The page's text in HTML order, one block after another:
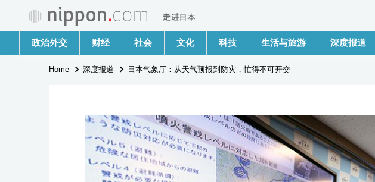
政治外交 财经 社会 文化 科技 生活与旅游 深度报道
Home 深度报道 日本气象厅：从天气预报到防灾，忙得不可开交